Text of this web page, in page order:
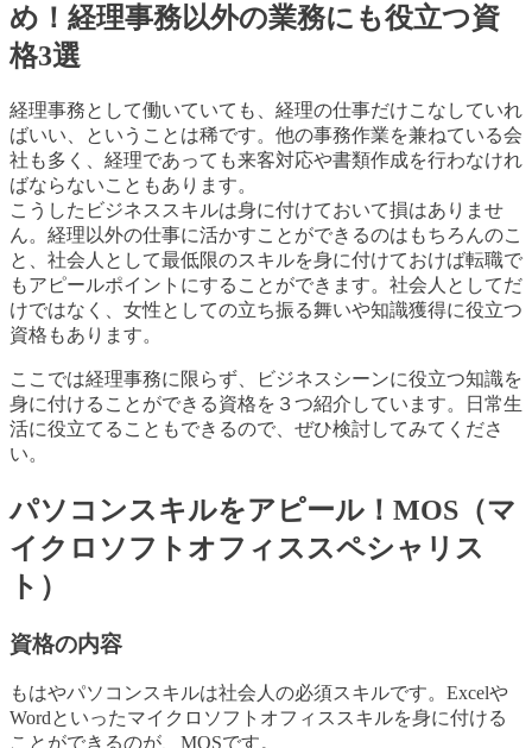
め！経理事務以外の業務にも役立つ資
格3選
経理事務として働いていても、経理の仕事だけこなしていれ
ばいい、ということは稀です。他の事務作業を兼ねている会
社も多く、経理であっても来客対応や書類作成を行わなけれ
ばならないこともあります。
こうしたビジネススキルは身に付けておいて損はありませ
ん。経理以外の仕事に活かすことができるのはもちろんのこ
と、社会人として最低限のスキルを身に付けておけば転職で
もアピールポイントにすることができます。社会人としてだ
けではなく、女性としての立ち振る舞いや知識獲得に役立つ
資格もあります。
ここでは経理事務に限らず、ビジネスシーンに役立つ知識を
身に付けることができる資格を３つ紹介しています。日常生
活に役立てることもできるので、ぜひ検討してみてくださ
い。
パソコンスキルをアピール！MOS（マ
イクロソフトオフィススペシャリス
ト）
資格の内容
もはやパソコンスキルは社会人の必須スキルです。Excelや
Wordといったマイクロソフトオフィススキルを身に付ける
ことができるのが、MOSです。